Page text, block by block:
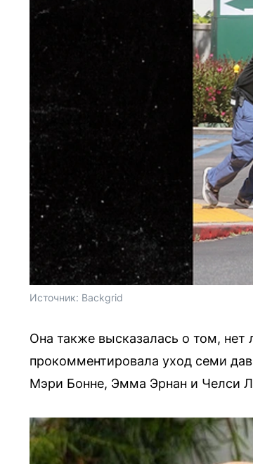
Источник: Backgrid
Она также высказалась о том, нет
прокомментировала уход семи
Мэри Бонне, Эмма Эрнан и Челси